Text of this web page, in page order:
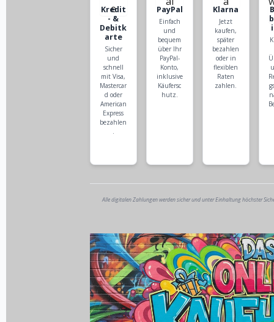
Kredit
- &
Debitk
arte
Sicher
und
schnell
mit Visa,
Mastercar
d oder
American
Express
bezahlen
.
PayPal
Einfach
und
bequem
über Ihr
PayPal-
Konto,
inklusive
Käufersc
hutz.
Klarna
Jetzt
kaufen,
später
bezahlen
oder in
flexiblen
Raten
zahlen.
Alle digitalen Zahlungen werden sicher und unter Einhaltung höchster